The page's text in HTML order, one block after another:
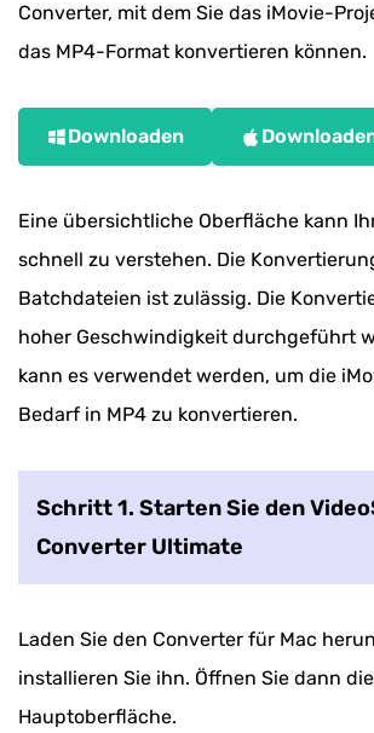
Converter, mit dem Sie das iMovie-
das MP4-Format konvertieren können.
Downloaden
Eine übersichtliche Oberfläche kann
schnell zu verstehen. Die
Batchdateien ist zulässig. Die
hoher Geschwindigkeit durchgeführt
kann es verwendet werden, um die
Bedarf in MP4 zu konvertieren.
Schritt 1. Starten Sie den
Converter Ultimate
Laden Sie den Converter für Mac
installieren Sie ihn. Öffnen Sie dann die
Hauptoberfläche.